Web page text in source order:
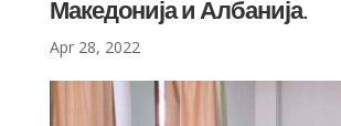
Македонија и Албанија.
Apr 28, 2022